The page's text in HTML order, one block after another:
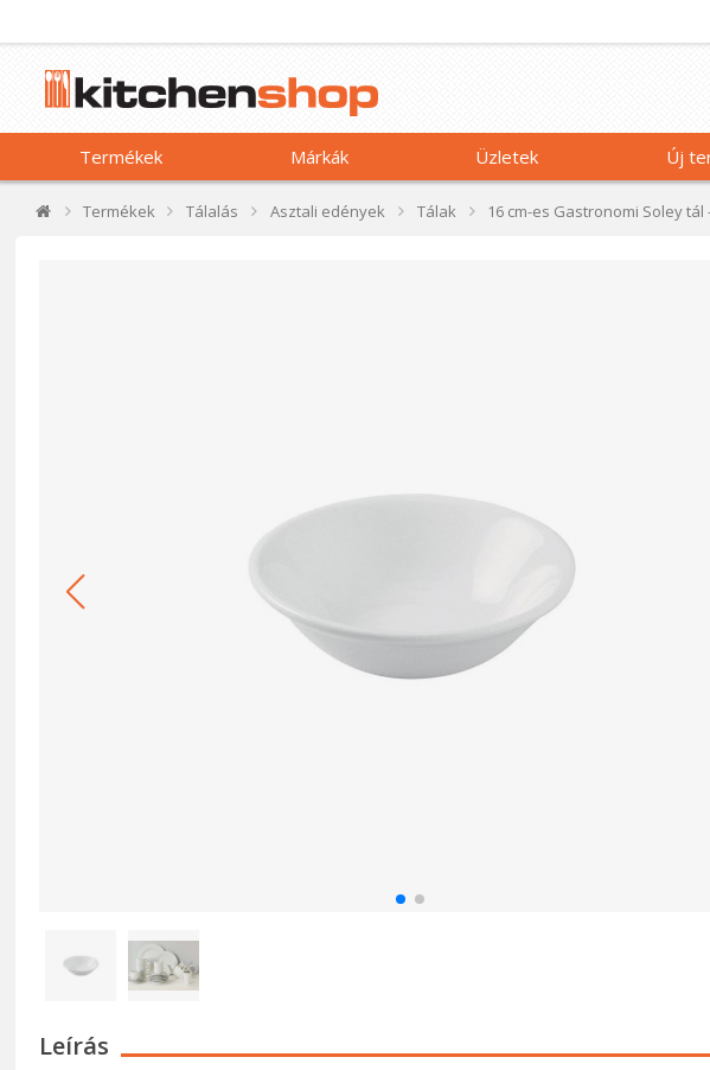
Termékek Márkák Üzletek Új
Termékek Tálalás Asztali edények Tálak 16 cm-es Gastronomi Soley tál
Leírás